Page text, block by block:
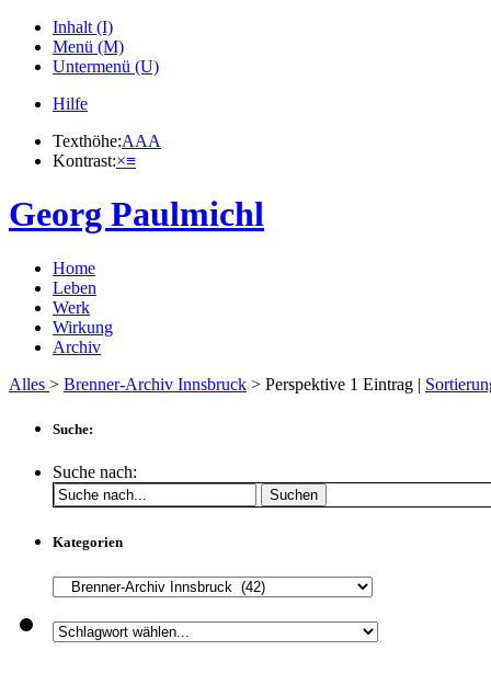
Inhalt (I)
Menü (M)
Untermenü (U)
Hilfe
Texthöhe:AAA
Kontrast:×≡
Georg Paulmichl
Home
Leben
Werk
Wirkung
Archiv
Alles > Brenner-Archiv Innsbruck > Perspektive 1 Eintrag |
Suche:
Suche nach:
Suchen
Kategorien